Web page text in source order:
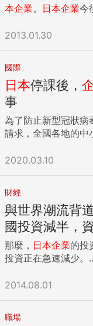
本企業。 日本企業今
2013.01.30
國際
日本停課後，
事
為了防止新型冠狀病
請求，全國各地的中
2020.03.10
財經
與世界潮流背
國投資減半，
那麼， 日本企業的投
投資正在急速減少。
2014.08.01
職場